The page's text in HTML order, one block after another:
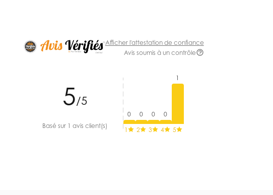
Afficher l'attestation de confiance
Avis soumis à un contrôle
5/5
Basé sur 1 avis client(s)
0
1
0
2
0
3
0
4
1
5